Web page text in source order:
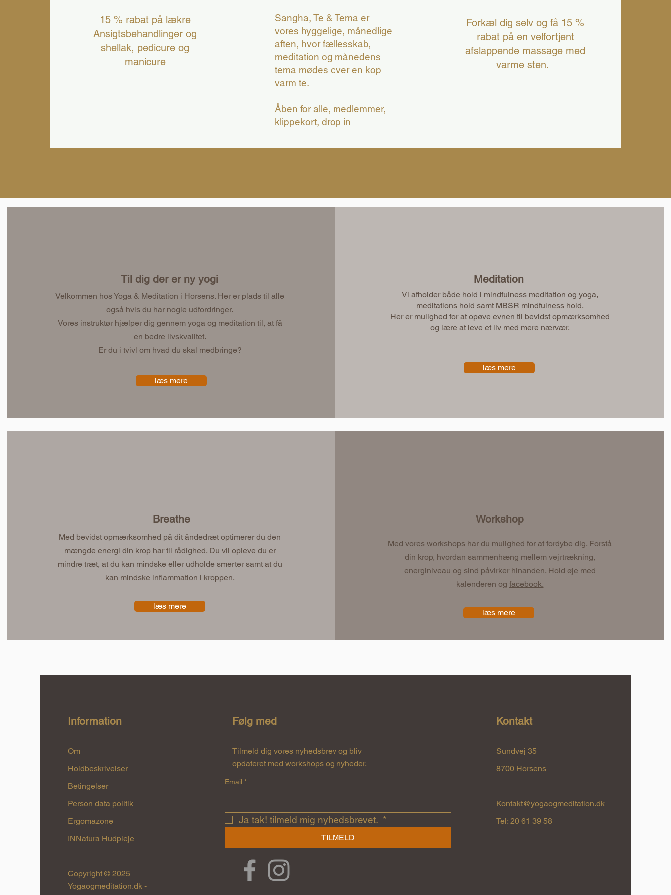
15 % rabat på lækre
Ansigtsbehandlinger og
shellak, pedicure og
manicure
Sangha, Te & Tema er
vores hyggelige, månedlige
aften, hvor fællesskab,
meditation og månedens
tema mødes over en kop
varm te.
Åben for alle, medlemmer,
klippekort, drop in
Forkæl dig selv og få 15 %
rabat på en velfortjent
afslappende massage med
varme sten.
Til dig der er ny yogi
Velkommen hos Yoga & Meditation i Horsens. Her er plads til alle
også hvis du har nogle udfordringer.
Vores instruktør hjælper dig gennem yoga og meditation til, at få
en bedre livskvalitet.
Er du i tvivl om hvad du skal medbringe?
læs mere
Meditation
Vi afholder både hold i mindfulness meditation og yoga,
meditations hold samt MBSR mindfulness hold.
Her er mulighed for at opøve evnen til bevidst opmærksomhed
og lære at leve et liv med mere nærvær.
læs mere
Breathe
Med bevidst opmærksomhed på dit åndedræt optimerer du den
mængde energi din krop har til rådighed. Du vil opleve du er
mindre træt, at du kan mindske eller udholde smerter samt at du
kan mindske inflammation i kroppen.
læs mere
Workshop
Med vores workshops har du mulighed for at fordybe dig. Forstå
din krop, hvordan sammenhæng mellem vejrtrækning,
energiniveau og sind påvirker hinanden. Hold øje med
kalenderen og facebook.
læs mere
Information
Om
Holdbeskrivelser
Betingelser
Person data politik
Ergomazone
INNatura Hudpleje
Copyright © 2025
Yogaogmeditation.dk -
Følg med
Tilmeld dig vores nyhedsbrev og bliv
opdateret med workshops og nyheder.
Email *
Ja tak! tilmeld mig nyhedsbrevet. *
TILMELD
Kontakt
Sundvej 35
8700 Horsens
Kontakt@yogaogmeditation.dk
Tel: 20 61 39 58